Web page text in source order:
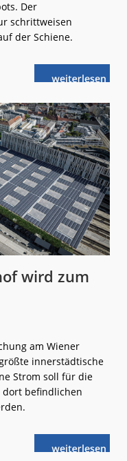
Der
schrittweisen
der Schiene.
weiterlese
nBaWü:
wird zum
am Wiener
innerstädtische
Strom soll für die
dort befindlichen
weiterlese
nÖBB: